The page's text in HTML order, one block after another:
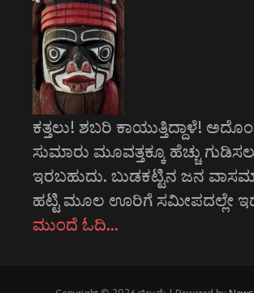
ಕತ್ತಲು! ಶಬರಿ ಕಾಯುತ್ತಿದ್ದಾಳೆ!
ಸುಮಾರು ಮೂವತ್ತಕ್ಕೂ ಹೆಚ್ಚು
ಇರಬಹುದು. ಬುಡಕಟ್ಟಿನ ಜನ
ಹಟ್ಟಿ ಮೂಲ ಊರಿಗೆ ಸಮೀಪದಲ್ಲೇ
ಮುಂದೆ ಓದಿ…